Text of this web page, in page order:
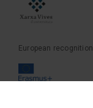
European recognition